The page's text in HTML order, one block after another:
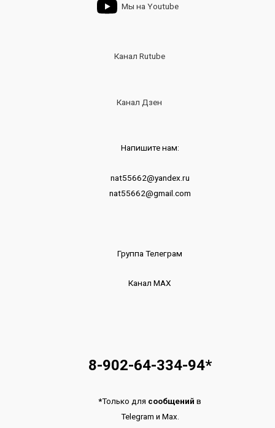
Мы на Youtube
Канал Rutube
Канал Дзен
Напишите нам:
nat55662@yandex.ru
nat55662@gmail.com
Группа Телеграм
Канал МАХ
8-902-64-334-94*
*Только для сообщений в
Telegram и Max.